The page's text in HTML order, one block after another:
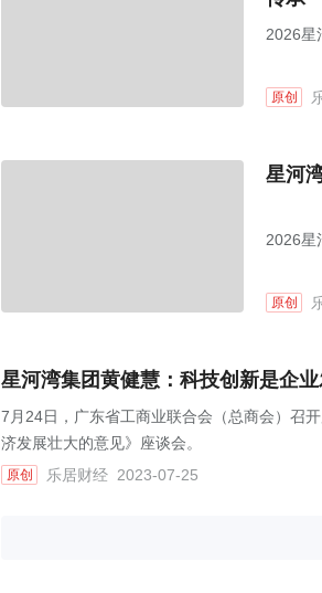
2026星
原创
星河
2026星
原创
星河湾集团黄健慧：科技创新是企
7月24日，广东省工商业联合会（总商会）召
济发展壮大的意见》座谈会。
原创 乐居财经 2023-07-25